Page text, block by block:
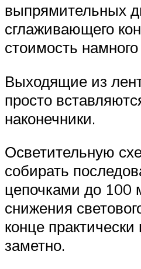
выпрямительных
сглаживающего
стоимость
Выходящие из
просто
наконечники.
Осветительную
собирать
цепочками до 100
снижения
конце практически
заметно.